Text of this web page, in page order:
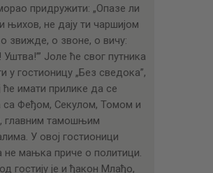
придружити: „Опазе ли
њихов, не дају ти чаршијом
звижде, о звоне, о вичу:
Уштва!’” Јоле ће свог путника
у гостионицу „Без сведока”,
ће имати прилике да се
са Феђом, Секулом, Томом и
главним тамошњим
У овој гостионици
не мањка приче о политици.
гостију је и ђакон Млађо,